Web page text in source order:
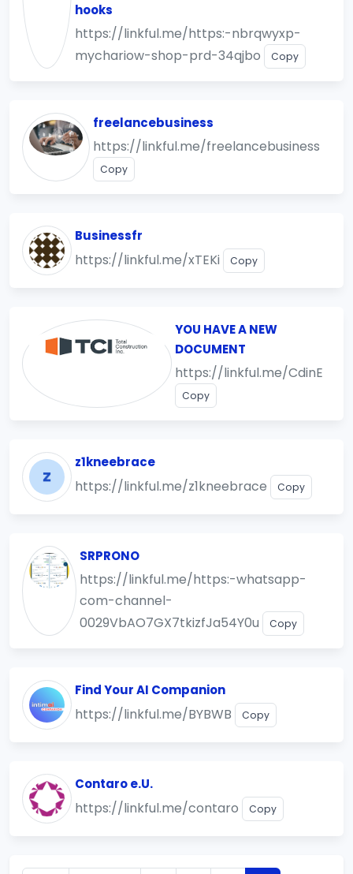
hooks
https://linkful.me/https:-nbrqwyxp-
mychariow-shop-prd-34qjbo
Copy
freelancebusiness
https://linkful.me/freelancebusiness
Copy
Businessfr
https://linkful.me/xTEKi Copy
YOU HAVE A NEW
DOCUMENT
https://linkful.me/CdinE
Copy
z1kneebrace
https://linkful.me/z1kneebrace Copy
SRPRONO
https://linkful.me/https:-whatsapp-
com-channel-
0029VbAO7GX7tkizfJa54Y0u
Copy
Find Your AI Companion
https://linkful.me/BYBWB Copy
Contaro e.U.
https://linkful.me/contaro Copy